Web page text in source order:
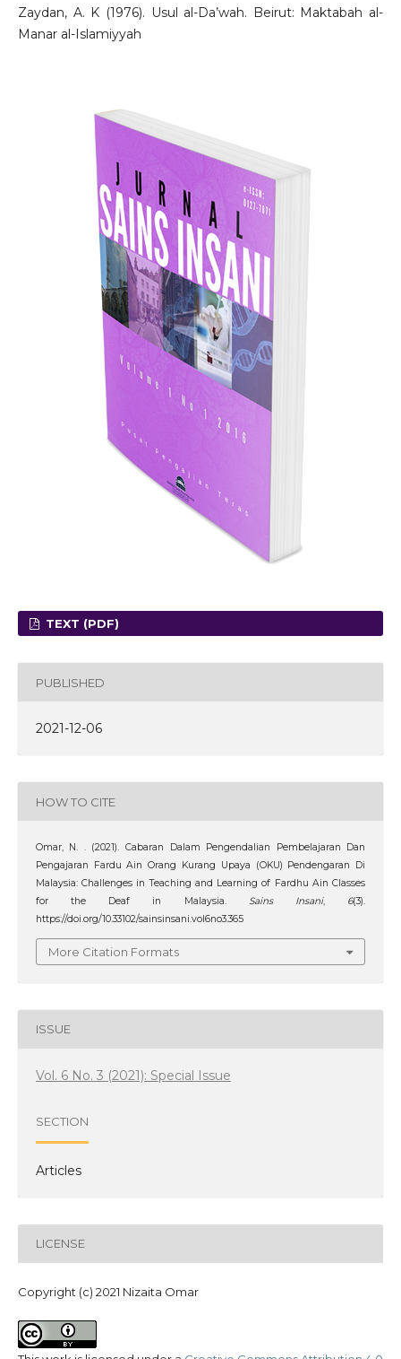
Zaydan, A. K (1976). Usul al-Da’wah. Beirut: Maktabah al-
Manar al-Islamiyyah
TEXT (PDF)
PUBLISHED
2021-12-06
HOW TO CITE
Omar, N. . (2021). Cabaran Dalam Pengendalian Pembelajaran Dan
Pengajaran Fardu Ain Orang Kurang Upaya (OKU) Pendengaran Di
Malaysia: Challenges in Teaching and Learning of Fardhu Ain Classes
for the Deaf in Malaysia. Sains Insani, 6(3).
https://doi.org/10.33102/sainsinsani.vol6no3.365
More Citation Formats
ISSUE
Vol. 6 No. 3 (2021): Special Issue
SECTION
Articles
LICENSE
Copyright (c) 2021 Nizaita Omar